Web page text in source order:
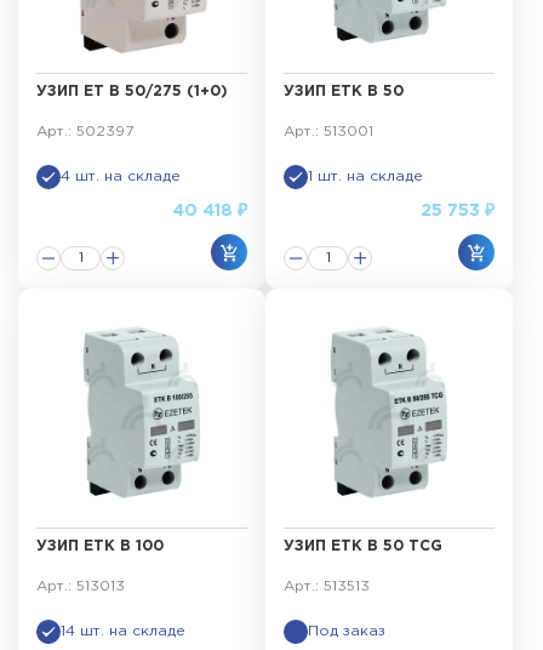
УЗИП ET B 50/275 (1+0)
Арт.: 502397
4 шт. на складе
40 418 ₽
УЗИП ETK B 50
Арт.: 513001
1 шт. на складе
25 753 ₽
УЗИП ETK B 100
Арт.: 513013
14 шт. на складе
УЗИП ETK B 50 TCG
Арт.: 513513
Под заказ